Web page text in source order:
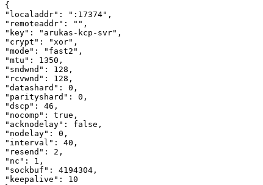
{
"localaddr": ":17374",
"remoteaddr": "",
"key": "arukas-kcp-svr",
"crypt": "xor",
"mode": "fast2",
"mtu": 1350,
"sndwnd": 128,
"rcvwnd": 128,
"datashard": 0,
"parityshard": 0,
"dscp": 46,
"nocomp": true,
"acknodelay": false,
"nodelay": 0,
"interval": 40,
"resend": 2,
"nc": 1,
"sockbuf": 4194304,
"keepalive": 10